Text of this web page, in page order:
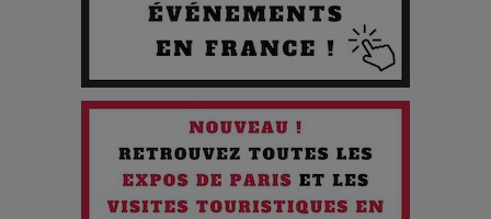
Quand l'Opéra Rencontre l'IA : Lola Volonakis, l'Artiste du
Paradoxe qui Chante le Futur
Chien 51 - Quand l’IA prend le pouvoir : une plongée dans un
futur troublant